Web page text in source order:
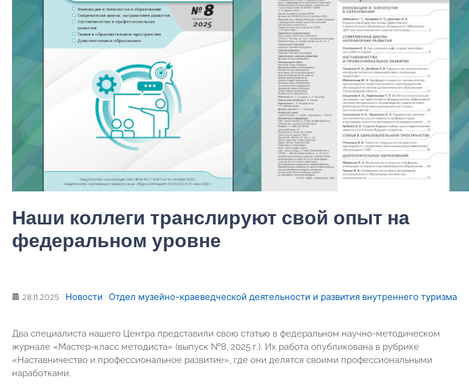
Наши коллеги транслируют свой опыт на
федеральном уровне
28.11.2025 Новости Отдел музейно-краеведческой деятельности и развития внутреннего туризма
Два специалиста нашего Центра представили свою статью в федеральном научно-методическом
журнале «Мастер-класс методиста» (выпуск №8, 2025 г.). Их работа опубликована в рубрике
«Наставничество и профессиональное развитие», где они делятся своими профессиональными
наработками.